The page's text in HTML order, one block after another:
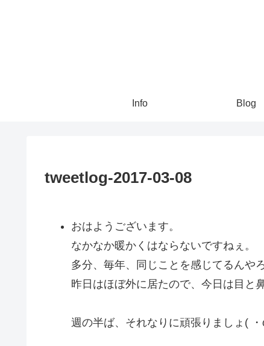
Info Blog
tweetlog-2017-03-08
おはようございます。
なかなか暖かくはならないですねぇ。
多分、毎年、同じことを感じてるんやろ
昨日はほぼ外に居たので、今日は目と
週の半ば、それなりに頑張りましょ(